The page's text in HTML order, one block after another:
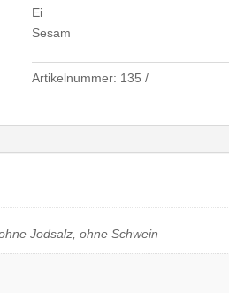
Ei
Sesam
Artikelnummer: 135
Jodsalz, ohne Schwein